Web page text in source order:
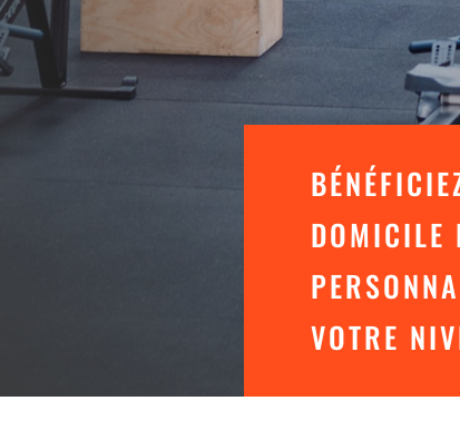
DOMICILE
VOTRE